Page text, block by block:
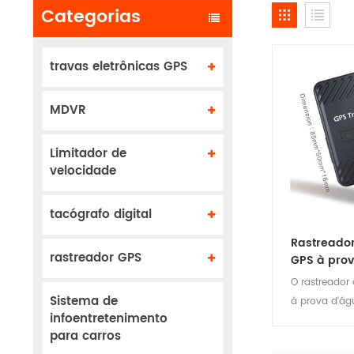
Categorias
travas eletrônicas GPS
MDVR
Limitador de
velocidade
tacógrafo digital
rastreador GPS
Sistema de
infoentretenimento
para carros
GPS à
O rastreador
à prova